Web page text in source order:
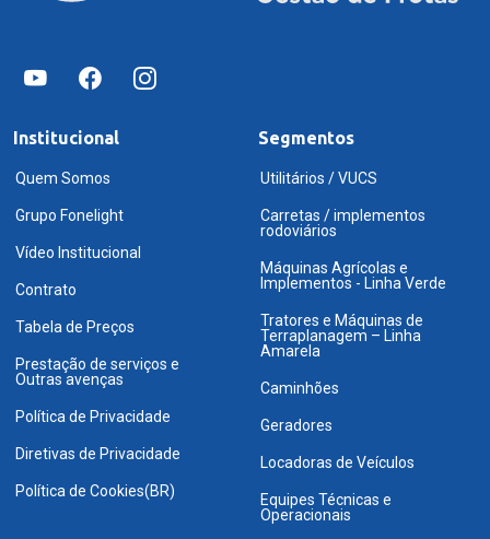
Institucional
Quem Somos
Grupo Fonelight
Vídeo Institucional
Contrato
Tabela de Preços
Prestação de serviços e
Outras avenças
Política de Privacidade
Diretivas de Privacidade
Política de Cookies(BR)
Segmentos
Utilitários / VUCS
Carretas / implementos
rodoviários
Máquinas Agrícolas e
Implementos - Linha Verde
Tratores e Máquinas de
Terraplanagem – Linha
Amarela
Caminhões
Geradores
Locadoras de Veículos
Equipes Técnicas e
Operacionais